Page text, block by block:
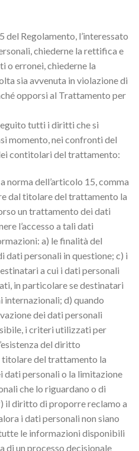
del Regolamento, l’interessato
chiederne la rettifica e
o erronei, chiederne la
sia avvenuta in violazione di
opporsi al Trattamento per
tutti i diritti che si
momento, nei confronti del
contitolari del trattamento:
norma dell’articolo 15, comma
dal titolare del trattamento la
un trattamento dei dati
l’accesso a tali dati
a) le finalità del
personali in questione; c) i
a cui i dati personali
in particolare se destinatari
internazionali; d) quando
dei dati personali
i criteri utilizzati per
del diritto
titolare del trattamento la
dati personali o la limitazione
che lo riguardano o di
il diritto di proporre reclamo a
i dati personali non siano
le informazioni disponibili
di un processo decisionale